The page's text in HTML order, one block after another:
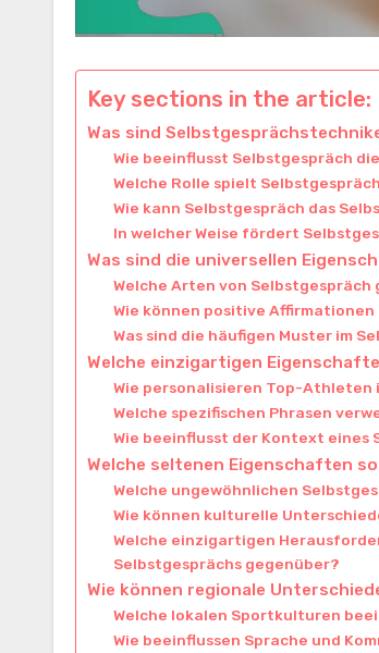
Key sections in the article:
Was sind
Wie beeinflusst Selbstgespräch
Welche Rolle spielt
Wie kann Selbstgespräch das
In welcher Weise fördert
Was sind die universellen
Welche Arten von
Wie können positive
Was sind die häufigen Muster im
Welche einzigartigen
Wie personalisieren Top-
Welche spezifischen Phrasen
Wie beeinflusst der Kontext
Welche seltenen Eigenschaften
Welche ungewöhnlichen
Wie können kulturelle
Welche einzigartigen
Selbstgesprächs gegenüber?
Wie können regionale
Welche lokalen Sportkulturen
Wie beeinflussen Sprache und